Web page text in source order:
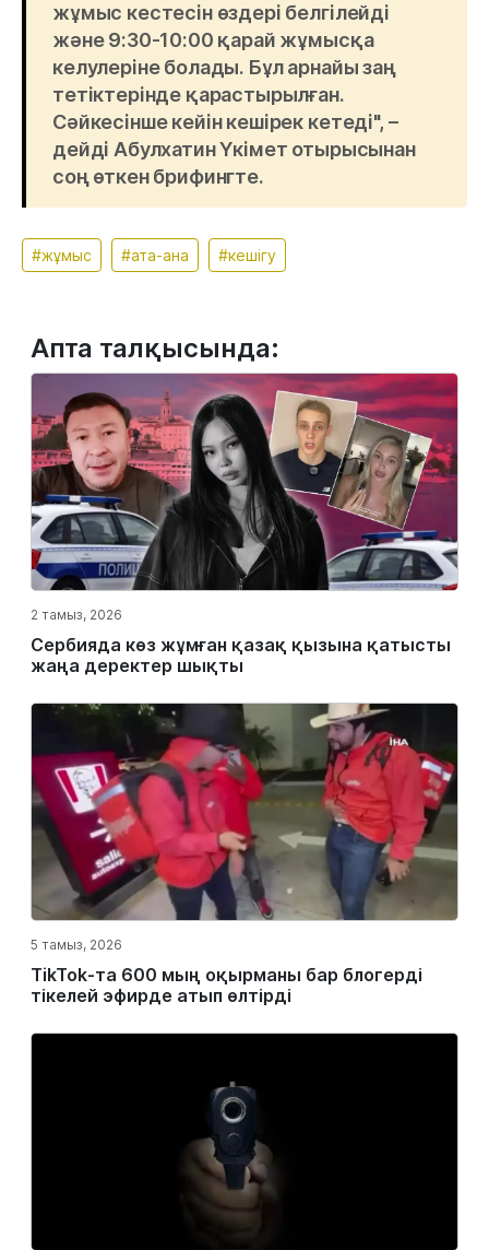
жұмыс кестесін өздері белгілейді
және 9:30-10:00 қарай жұмысқа
келулеріне болады. Бұл арнайы заң
тетіктерінде қарастырылған.
Сәйкесінше кейін кешірек кетеді", –
дейді Абулхатин Үкімет отырысынан
соң өткен брифингте.
#жұмыс #ата-ана #кешігу
Апта талқысында:
2 тамыз, 2026
Сербияда көз жұмған қазақ қызына қатысты
жаңа деректер шықты
5 тамыз, 2026
TikTok-та 600 мың оқырманы бар блогерді
тікелей эфирде атып өлтірді